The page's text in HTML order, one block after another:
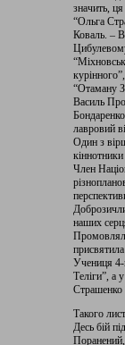
значить,
“Ольга
Коваль. –
“Отаману
Василь
лавровий
Один з
Член
наших
Учениця
Теліги”, а
Страшенко
Такого
Десь бій